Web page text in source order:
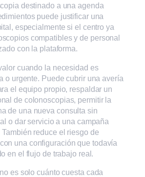
destinado a una agenda
puede justificar una
especialmente si el centro ya
compatibles y de personal
con la plataforma.
cuando la necesidad es
o urgente. Puede cubrir una avería
el equipo propio, respaldar un
de colonoscopias, permitir la
de una nueva consulta sin
o dar servicio a una campaña
reduce el riesgo de
una configuración que todavía
en el flujo de trabajo real.
es solo cuánto cuesta cada